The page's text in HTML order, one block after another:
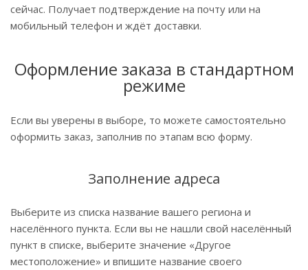
сейчас. Получает подтверждение на почту или на
мобильный телефон и ждёт доставки.
Оформление заказа в стандартном
режиме
Если вы уверены в выборе, то можете самостоятельно
оформить заказ, заполнив по этапам всю форму.
Заполнение адреса
Выберите из списка название вашего региона и
населённого пункта. Если вы не нашли свой населённый
пункт в списке, выберите значение «Другое
местоположение» и впишите название своего